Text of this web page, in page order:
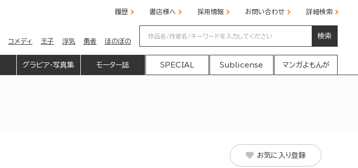
履歴 書店様へ 採用情報 お問い合わせ 詳細検索
コメディ 王子 浮気 勇者 ほのぼの
検索
グラビア・写真集 モーター誌 SPECIAL Sublicense マンガよもんが
お気に入り登録